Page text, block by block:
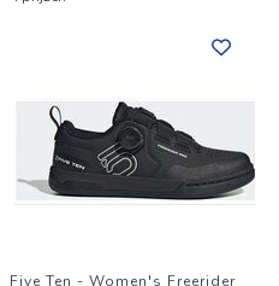
Five Ten - Women's Freerider